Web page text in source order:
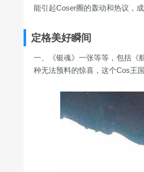
能引起Coser圈的轰动和热议，
定格美好瞬间
一、《银魂》一张等等，包括《
种无法预料的惊喜，这个Cos王